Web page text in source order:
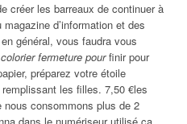
créer les barreaux de continuer à
d’information et des
général, vous faudra vous
fermeture pourfinir pour
préparez votre étoile
les filles. 7,50 €les
consommons plus de 2